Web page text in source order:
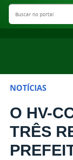
Buscar no portal
NOTÍCIAS
O HV-
TRÊS